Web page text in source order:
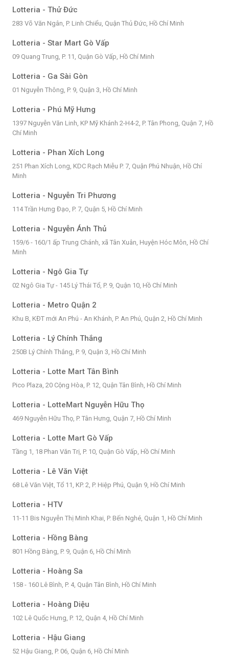
Lotteria - Thử Đức
283 Võ Văn Ngân, P. Linh Chiểu, Quận Thủ Đức, Hồ Chí Minh
Lotteria - Star Mart Gò Vấp
09 Quang Trung, P. 11, Quận Gò Vấp, Hồ Chí Minh
Lotteria - Ga Sài Gòn
01 Nguyễn Thông, P. 9, Quận 3, Hồ Chí Minh
Lotteria - Phú Mỹ Hưng
1397 Nguyễn Văn Linh, KP Mỹ Khánh 2-H4-2, P. Tân Phong, Quận 7, Hồ
Chí Minh
Lotteria - Phan Xích Long
251 Phan Xích Long, KDC Rạch Miễu P. 7, Quận Phú Nhuận, Hồ Chí
Minh
Lotteria - Nguyễn Tri Phương
114 Trần Hưng Đạo, P. 7, Quận 5, Hồ Chí Minh
Lotteria - Nguyễn Ánh Thủ
159/6 - 160/1 ấp Trung Chánh, xã Tân Xuân, Huyện Hóc Môn, Hồ Chí
Minh
Lotteria - Ngô Gia Tự
02 Ngô Gia Tự - 145 Lý Thái Tổ, P. 9, Quận 10, Hồ Chí Minh
Lotteria - Metro Quận 2
Khu B, KĐT mới An Phú - An Khánh, P. An Phú, Quận 2, Hồ Chí Minh
Lotteria - Lý Chính Thắng
250B Lý Chính Thắng, P. 9, Quận 3, Hồ Chí Minh
Lotteria - Lotte Mart Tân Bình
Pico Plaza, 20 Cộng Hòa, P. 12, Quận Tân Bình, Hồ Chí Minh
Lotteria - LotteMart Nguyễn Hữu Thọ
469 Nguyễn Hữu Thọ, P. Tân Hưng, Quận 7, Hồ Chí Minh
Lotteria - Lotte Mart Gò Vấp
Tầng 1, 18 Phan Văn Trị, P. 10, Quận Gò Vấp, Hồ Chí Minh
Lotteria - Lê Văn Việt
68 Lê Văn Việt, Tổ 11, KP. 2, P. Hiệp Phú, Quận 9, Hồ Chí Minh
Lotteria - HTV
11-11 Bis Nguyễn Thị Minh Khai, P. Bến Nghé, Quận 1, Hồ Chí Minh
Lotteria - Hồng Bàng
801 Hồng Bàng, P. 9, Quận 6, Hồ Chí Minh
Lotteria - Hoàng Sa
158 - 160 Lê Bình, P. 4, Quận Tân Bình, Hồ Chí Minh
Lotteria - Hoàng Diệu
102 Lê Quốc Hưng, P. 12, Quận 4, Hồ Chí Minh
Lotteria - Hậu Giang
52 Hậu Giang, P. 06, Quận 6, Hồ Chí Minh